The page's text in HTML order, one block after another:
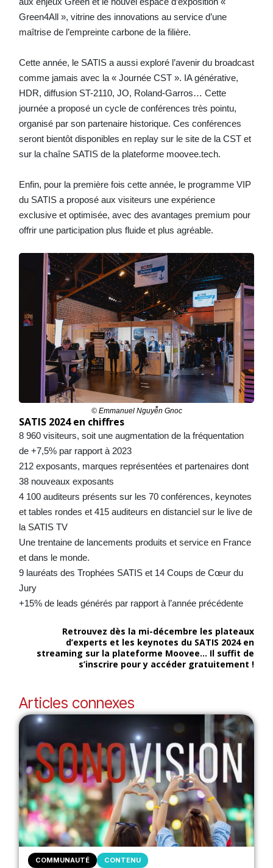
Green4All », vitrine des innovations au service d’une
maîtrise de l’empreinte carbone de la filière.
Cette année, le SATIS a aussi exploré l’avenir du broadcast
comme jamais avec la « Journée CST ». IA générative,
HDR, diffusion ST-2110, JO, Roland-Garros… Cette
journée a proposé un cycle de conférences très pointu,
organisé par son partenaire historique. Ces conférences
seront bientôt disponibles en replay sur le site de la CST et
sur la chaîne SATIS de la plateforme moovee.tech.
Enfin, pour la première fois cette année, le programme VIP
du SATIS a proposé aux visiteurs une expérience
exclusive et optimisée, avec des avantages premium pour
offrir une participation plus fluide et plus agréable.
© Emmanuel Nguyễn Gnoc
SATIS 2024 en chiffres
8 960 visiteurs, soit une augmentation de la fréquentation
de +7,5% par rapport à 2023
212 exposants, marques représentées et partenaires dont
38 nouveaux exposants
4 100 auditeurs présents sur les 70 conférences, keynotes
et tables rondes et 415 auditeurs en distanciel sur le live de
la SATIS TV
Une trentaine de lancements produits et service en France
et dans le monde.
9 lauréats des Trophées SATIS et 14 Coups de Cœur du
Jury
+15% de leads générés par rapport à l’année précédente
Retrouvez dès la mi-décembre les plateaux
d’experts et les keynotes du SATIS 2024 en
streaming sur la plateforme Moovee… Il suffit de
s’inscrire pour y accéder gratuitement !
Articles connexes
COMMUNAUTÉ CONTENU